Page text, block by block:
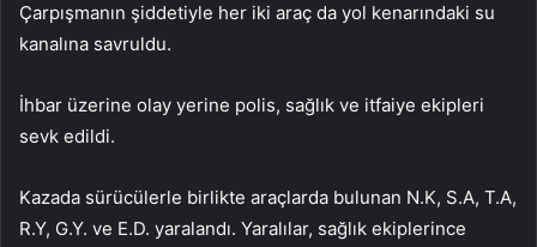
Çarpışmanın şiddetiyle her iki araç da yol kenarındaki su
kanalına savruldu.
İhbar üzerine olay yerine polis, sağlık ve itfaiye ekipleri
sevk edildi.
Kazada sürücülerle birlikte araçlarda bulunan N.K, S.A, T.A,
R.Y, G.Y. ve E.D. yaralandı. Yaralılar, sağlık ekiplerince